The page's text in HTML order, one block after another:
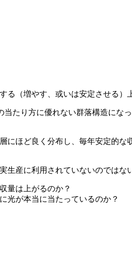
（増やす、或いは安定させる）
たり方に優れない群落構造にな
ほど良く分布し、毎年安定的
生産に利用されていないのではな
量は上がるのか？
光が本当に当たっているのか？